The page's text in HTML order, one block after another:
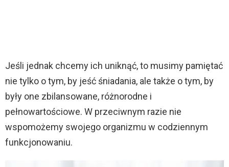
Jeśli jednak chcemy ich uniknąć, to musimy pamiętać
nie tylko o tym, by jeść śniadania, ale także o tym, by
były one zbilansowane, różnorodne i
pełnowartościowe. W przeciwnym razie nie
wspomożemy swojego organizmu w codziennym
funkcjonowaniu.